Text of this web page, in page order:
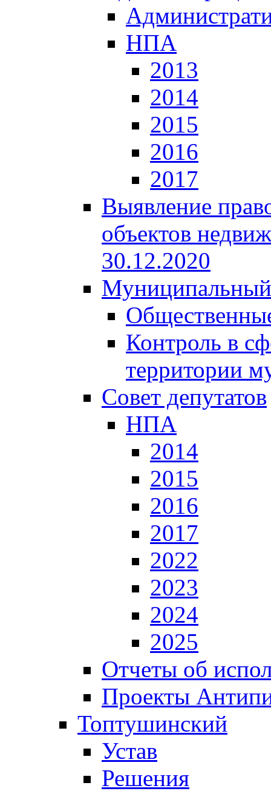
НПА
2013
2014
2015
2016
2017
Выявление
объектов
30.12.2020
Муниципальный
Контроль в
территории
Совет депутатов
НПА
2014
2015
2016
2017
2022
2023
2024
2025
Отчеты об
Проекты
Топтушинский
Устав
Решения